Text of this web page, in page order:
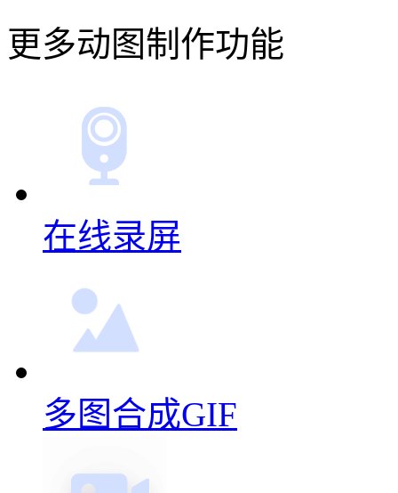
更多动图制作功能
在线录屏
多图合成GIF